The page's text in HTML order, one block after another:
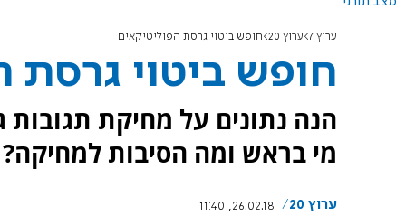
ערוץ 7 ערוץ 20 חופש ביטוי גרסת הפוליטיקאים
חופש ביטוי גרסת
הנה נתונים על מחיקת תגובות
מי בראש ומה הסיבות למחיקה?
ערוץ 20
26.02.18, 11:40